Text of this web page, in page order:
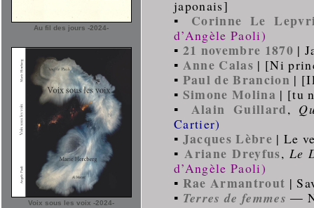
Au fil des jours -2024-
Voix sous les voix -2024-
japonais]
▪ Corinne Le
d’Angèle Paoli)
▪ 21 novembre 1870 |
▪ Anne Calas | [Ni
▪ Paul de Brancion |
▪ Simone Molina | [tu
▪ Alain Guillard,
Cartier)
▪ Jacques Lèbre | Le
▪Ariane Dreyfus, Le
d’Angèle Paoli)
▪ Rae Armantrout |
▪ Terres de femmes ―